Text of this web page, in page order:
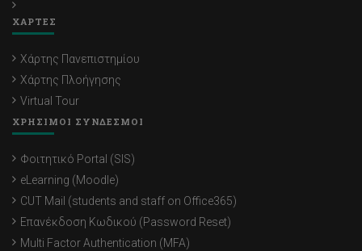
ΧΑΡΤΕΣ
Χάρτης Πανεπιστημίου
Χάρτης Πλοήγησης
Virtual Tour
ΧΡΗΣΙΜΟΙ ΣΥΝΔΕΣΜΟΙ
Φοιτητικό Portal (SIS)
eLearning (Moodle)
CUT Mail (students and staff on Office365)
Επανέκδοση Κωδικού (Password Reset)
Multi Factor Authentication (MFA)